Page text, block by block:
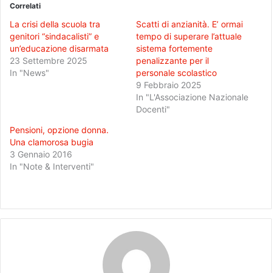
Correlati
La crisi della scuola tra
genitori “sindacalisti” e
un’educazione disarmata
23 Settembre 2025
In "News"
Scatti di anzianità. E’ ormai
tempo di superare l’attuale
sistema fortemente
penalizzante per il
personale scolastico
9 Febbraio 2025
In "L'Associazione Nazionale
Docenti"
Pensioni, opzione donna.
Una clamorosa bugia
3 Gennaio 2016
In "Note & Interventi"